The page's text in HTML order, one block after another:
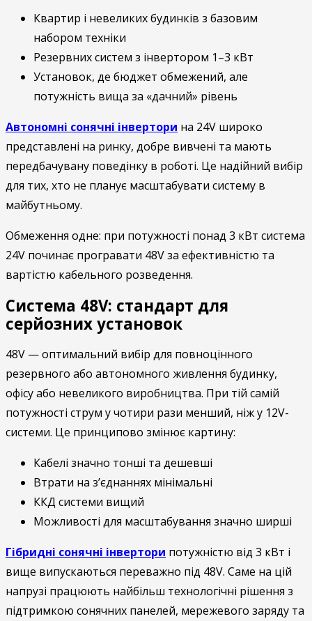
Квартир і невеликих будинків з базовим
набором техніки
Резервних систем з інвертором 1–3 кВт
Установок, де бюджет обмежений, але
потужність вища за «дачний» рівень
Автономні сонячні інвертори на 24V широко
представлені на ринку, добре вивчені та мають
передбачувану поведінку в роботі. Це надійний вибір
для тих, хто не планує масштабувати систему в
майбутньому.
Обмеження одне: при потужності понад 3 кВт система
24V починає програвати 48V за ефективністю та
вартістю кабельного розведення.
Система 48V: стандарт для
серйозних установок
48V — оптимальний вибір для повноцінного
резервного або автономного живлення будинку,
офісу або невеликого виробництва. При тій самій
потужності струм у чотири рази менший, ніж у 12V-
системи. Це принципово змінює картину:
Кабелі значно тонші та дешевші
Втрати на з’єднаннях мінімальні
ККД системи вищий
Можливості для масштабування значно ширші
Гібридні сонячні інвертори потужністю від 3 кВт і
вище випускаються переважно під 48V. Саме на цій
напрузі працюють найбільш технологічні рішення з
підтримкою сонячних панелей, мережевого заряду та